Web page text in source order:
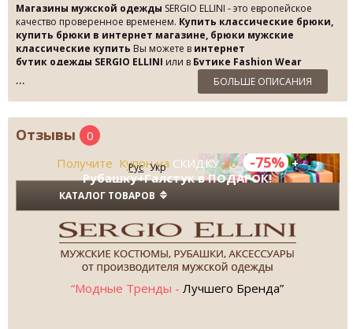
Магазины мужской одежды SERGIO ELLINI - это европейское
качество проверенное временем. Купить классические брюки,
купить брюки в интернет магазине, брюки мужские
классические купить Вы можете в интернет
бутик одежды SERGIO ELLINI или в Бутике Fashion Wear
по Скидке до 75%!
БОЛЬШЕ ОПИСАНИЯ
Отзывы
0
Получите Купон на СКИДКУдо -75% +
Рубашку+Галстук в ПОДАРОК!
Рус Укр
КАТАЛОГ ТОВАРОВ
“Модные Тренды - Лучшего Бренда”